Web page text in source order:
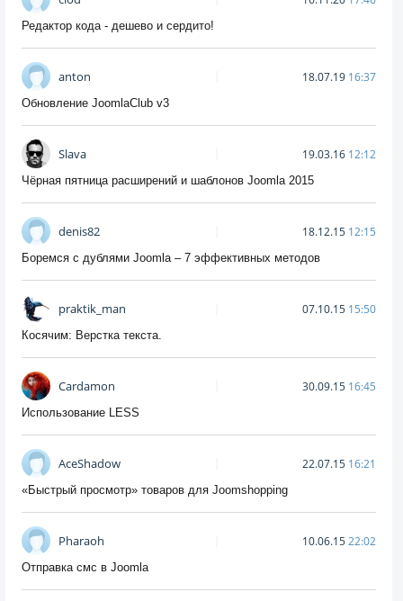
Редактор кода - дешево и сердито!
anton 18.07.19 16:37
Обновление JoomlaClub v3
Slava 19.03.16 12:12
Чёрная пятница расширений и шаблонов Joomla 2015
denis82 18.12.15 12:15
Боремся с дублями Joomla – 7 эффективных методов
praktik_man 07.10.15 15:50
Косячим: Верстка текста.
Cardamon 30.09.15 16:45
Использование LESS
AceShadow 22.07.15 16:21
«Быстрый просмотр» товаров для Joomshopping
Pharaoh 10.06.1522:02
Отправка смс в Joomla